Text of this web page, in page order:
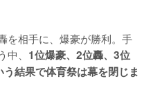
を相手に、爆豪が勝利。手
、 1位爆豪、2位轟、3位
結果で体育祭は幕を閉じま